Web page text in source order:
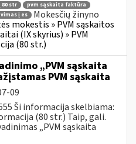
80 str
pvm sąskaita faktūra
į es
Mokesčių žinyno
mokestis » PVM sąskaitos
(IX skyrius) » PVM
(80 str.)
„PVM sąskaita
PVM sąskaita
09
Ši informacija skelbiama:
(80 str.) Taip, gali.
„PVM sąskaita